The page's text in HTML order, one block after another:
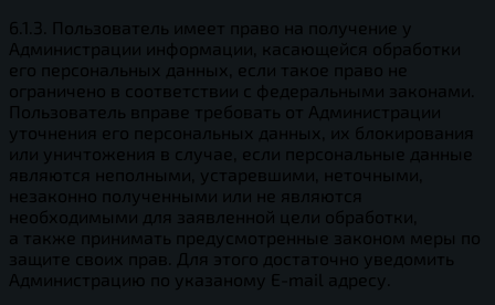
6.1.3. Пользователь имеет право на получение у
Администрации информации, касающейся обработки
его персональных данных, если такое право не
ограничено в соответствии с федеральными законами.
Пользователь вправе требовать от Администрации
уточнения его персональных данных, их блокирования
или уничтожения в случае, если персональные данные
являются неполными, устаревшими, неточными,
незаконно полученными или не являются
необходимыми для заявленной цели обработки,
а также принимать предусмотренные законом меры по
защите своих прав. Для этого достаточно уведомить
Администрацию по указаному E-mail адресу.